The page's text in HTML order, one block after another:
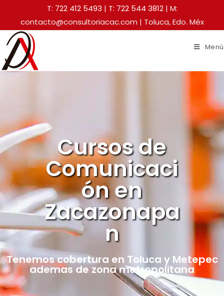
T: 722 412 5493 | T: 722 544 3812| M:
contacto@consultoriacac.com | Toluca, Edo. Méx
Menú
Cursos de
Comunicaci
ón en
Zacazonapa
n
Tenemos cobertura en Toluca y Metepec
ademas de zona metropolitana